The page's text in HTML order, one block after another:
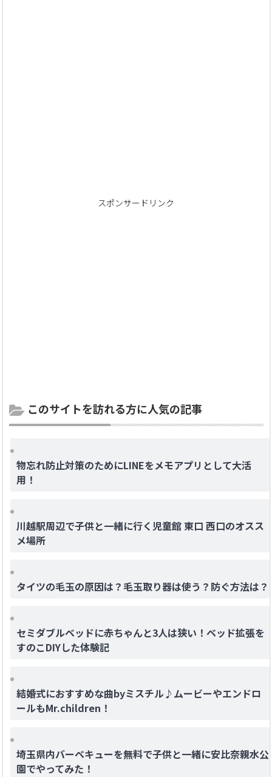
スポンサードリンク
このサイトを訪れる方に人気の記事
物忘れ防止対策のためにLINEをメモアプリとして大活
用！
川越駅周辺で子供と一緒に行く児童館 東口 西口のオスス
メ場所
タイツの毛玉の原因は？毛玉取り器は使う？防ぐ方法は？
セミダブルベッドに赤ちゃんと3人は狭い！ベッド拡張を
すのこDIYした体験記
結婚式におすすめな曲byミスチル♪ムービーやエンドロ
ールもMr.children！
埼玉県内バーベキューを無料で子供と一緒に安比奈親水公
園でやってみた！